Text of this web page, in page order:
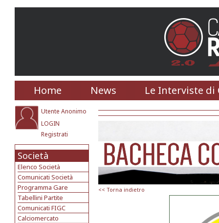
Home News Le Interviste di
Utente Anonimo
LOGIN
Registrati
Società
Elenco Società
Comunicati Società
Programma Gare
Tabellini Partite
Comunicati FIGC
Calciomercato
<< Torna indietro